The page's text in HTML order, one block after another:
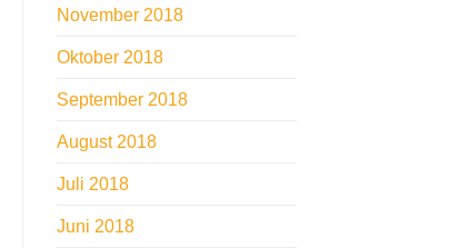
November 2018
Oktober 2018
September 2018
August 2018
Juli 2018
Juni 2018